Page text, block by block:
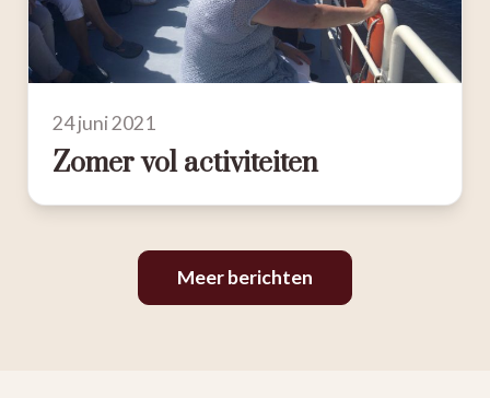
24 juni 2021
Zomer vol activiteiten
Meer berichten